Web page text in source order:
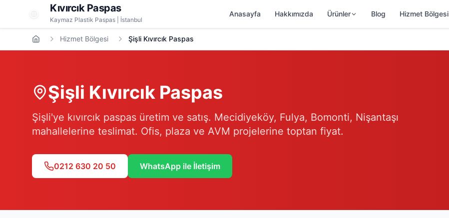
Kıvırcık Paspas
Kaymaz Plastik Paspas | İstanbul
Anasayfa Hakkımızda Ürünler Blog Hizmet Bölgesi
Hizmet Bölgesi Şişli Kıvırcık Paspas
Şişli Kıvırcık Paspas
Şişli'ye kıvırcık paspas üretim ve satış. Mecidiyeköy, Fulya, Bomonti, Nişantaşı
mahallelerine teslimat. Ofis, plaza ve AVM projelerine toptan fiyat.
0212 630 20 50 WhatsApp ile İletişim